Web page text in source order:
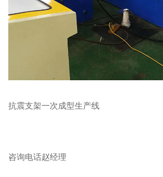
抗震支架一次成型生产线
咨询电话赵经理